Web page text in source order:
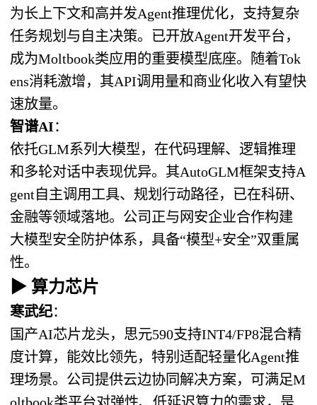
为长上下文和高并发Agent推理优化，支持复杂
任务规划与自主决策。已开放Agent开发平台，
成为Moltbook类应用的重要模型底座。随着Tok
ens消耗激增，其API调用量和商业化收入有望快
速放量。
智谱AI：
依托GLM系列大模型，在代码理解、逻辑推理
和多轮对话中表现优异。其AutoGLM框架支持A
gent自主调用工具、规划行动路径，已在科研、
金融等领域落地。公司正与网安企业合作构建
大模型安全防护体系，具备“模型+安全”双重属
性。
▶ 算力芯片
寒武纪：
国产AI芯片龙头，思元590支持INT4/FP8混合精
度计算，能效比领先，特别适配轻量化Agent推
理场景。公司提供云边协同解决方案，可满足M